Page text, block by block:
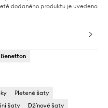
dodaného produktu je uvedeno
Pletené šaty
šaty
Džínové šaty